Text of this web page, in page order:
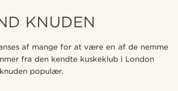
KNUDEN
af mange for at være en af de nemme
fra den kendte kuskeklub i London
populær.